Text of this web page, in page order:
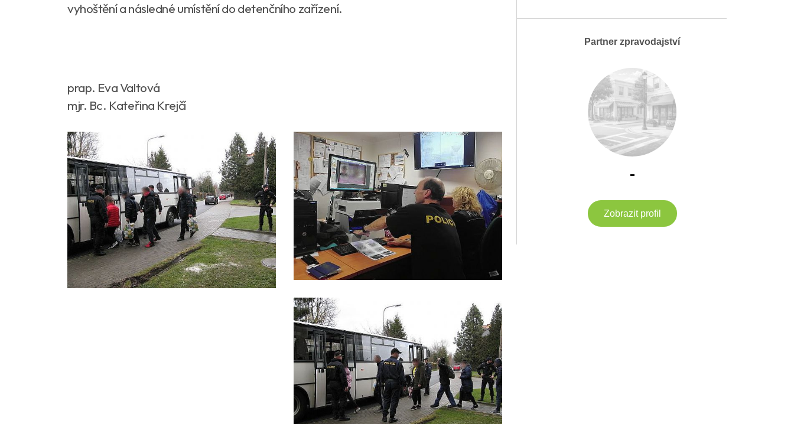
vyhoštění a následné umístění do detenčního zařízení.
prap. Eva Valtová
mjr. Bc. Kateřina Krejčí
Partner zpravodajství
-
Zobrazit profil